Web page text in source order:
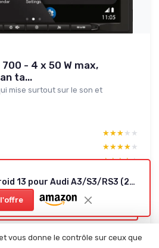
- 4 x 50 W max,
ta...
mise surtout sur le son et
★★★★★
★★★★★
★★★★★
★★★★★
★★★★★
★★★★★
produit complet
Autoradio Android 13 pour Audi A3/S3/RS3 (2003-2012)
vous donne le contrôle sur ceux que